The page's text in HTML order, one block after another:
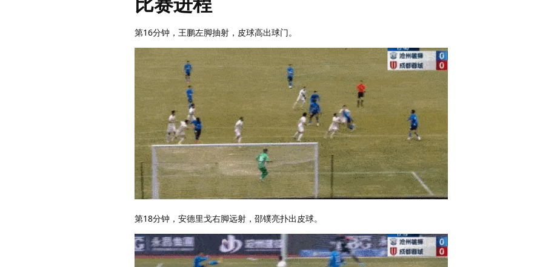
第16分钟，王鹏左脚抽射，皮球高出球门。
第18分钟，安德里戈右脚远射，邵镤亮扑出皮球。